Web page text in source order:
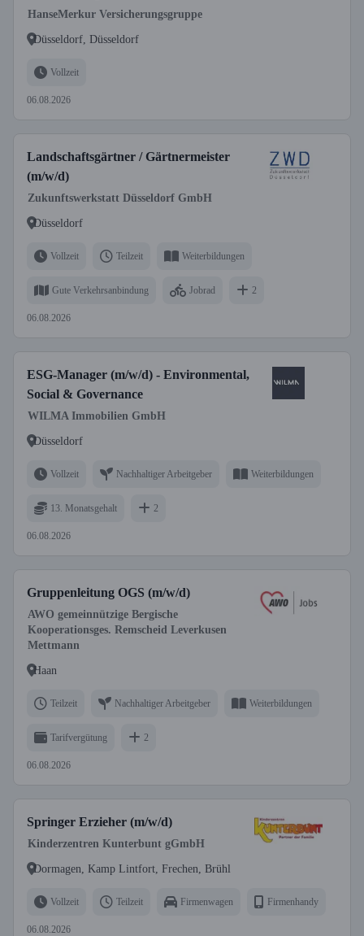
HanseMerkur Versicherungsgruppe
Düsseldorf, Düsseldorf
Vollzeit
06.08.2026
Landschaftsgärtner / Gärtnermeister
(m/w/d)
Zukunftswerkstatt Düsseldorf GmbH
Düsseldorf
Vollzeit Teilzeit Weiterbildungen
Gute Verkehrsanbindung Jobrad 2
06.08.2026
ESG-Manager (m/w/d) - Environmental,
Social & Governance
WILMA Immobilien GmbH
Düsseldorf
Vollzeit Nachhaltiger Arbeitgeber Weiterbildungen
13. Monatsgehalt 2
06.08.2026
Gruppenleitung OGS (m/w/d)
AWO gemeinnützige Bergische
Kooperationsges. Remscheid Leverkusen
Mettmann
Haan
Teilzeit Nachhaltiger Arbeitgeber Weiterbildungen
Tarifvergütung 2
06.08.2026
Springer Erzieher (m/w/d)
Kinderzentren Kunterbunt gGmbH
Dormagen, Kamp Lintfort, Frechen, Brühl
Vollzeit Teilzeit Firmenwagen Firmenhandy
06.08.2026